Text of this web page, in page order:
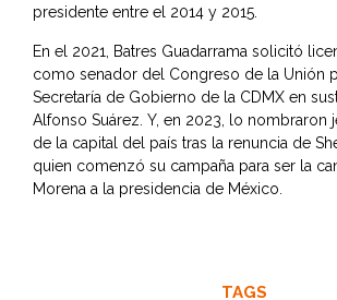
presidente entre el 2014 y 2015.
En el 2021, Batres Guadarrama solicitó
como senador del Congreso de la Unión
Secretaría de Gobierno de la CDMX en
Alfonso Suárez. Y, en 2023, lo nombraron
de la capital del país tras la renuncia de
quien comenzó su campaña para ser la
Morena a la presidencia de México.
TAGS